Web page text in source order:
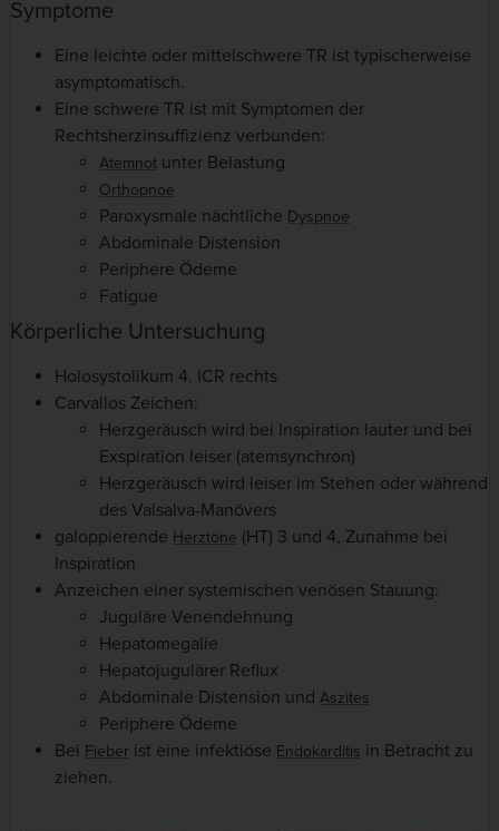
Symptome
Eine leichte oder mittelschwere TR ist typischerweise
asymptomatisch.
Eine schwere TR ist mit Symptomen der
Rechtsherzinsuffizienz verbunden:
Atemnot unter Belastung
Orthopnoe
Paroxysmale nächtliche Dyspnoe
Abdominale Distension
Periphere Ödeme
Fatigue
Körperliche Untersuchung
Holosystolikum 4. ICR rechts
Carvallos Zeichen:
Herzgeräusch wird bei Inspiration lauter und bei
Exspiration leiser (atemsynchron)
Herzgeräusch wird leiser im Stehen oder während
des Valsalva-Manövers
galoppierende Herztöne (HT) 3 und 4, Zunahme bei
Inspiration
Anzeichen einer systemischen venösen Stauung:
Juguläre Venendehnung
Hepatomegalie
Hepatojugulärer Reflux
Abdominale Distension und Aszites
Periphere Ödeme
Bei Fieber ist eine infektiöse Endokarditis in Betracht zu
ziehen.